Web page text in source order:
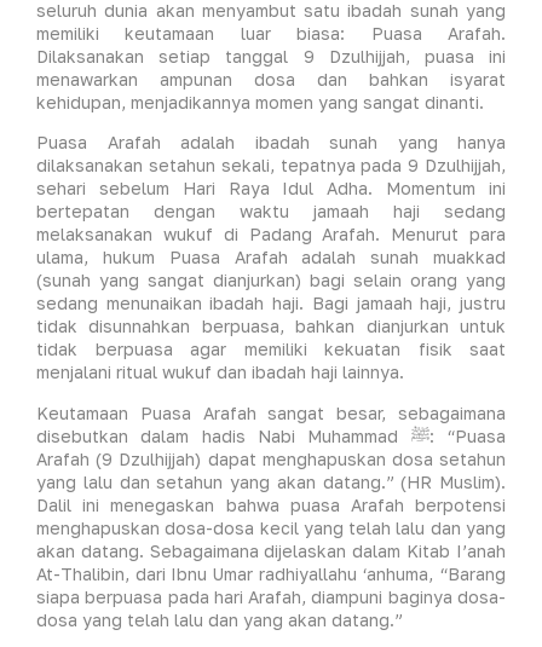
seluruh dunia akan menyambut satu ibadah sunah yang
memiliki keutamaan luar biasa: Puasa Arafah.
Dilaksanakan setiap tanggal 9 Dzulhijjah, puasa ini
menawarkan ampunan dosa dan bahkan isyarat
kehidupan, menjadikannya momen yang sangat dinanti.
Puasa Arafah adalah ibadah sunah yang hanya
dilaksanakan setahun sekali, tepatnya pada 9 Dzulhijjah,
sehari sebelum Hari Raya Idul Adha. Momentum ini
bertepatan dengan waktu jamaah haji sedang
melaksanakan wukuf di Padang Arafah. Menurut para
ulama, hukum Puasa Arafah adalah sunah muakkad
(sunah yang sangat dianjurkan) bagi selain orang yang
sedang menunaikan ibadah haji. Bagi jamaah haji, justru
tidak disunnahkan berpuasa, bahkan dianjurkan untuk
tidak berpuasa agar memiliki kekuatan fisik saat
menjalani ritual wukuf dan ibadah haji lainnya.
Keutamaan Puasa Arafah sangat besar, sebagaimana
disebutkan dalam hadis Nabi Muhammad ﷺ: “Puasa
Arafah (9 Dzulhijjah) dapat menghapuskan dosa setahun
yang lalu dan setahun yang akan datang.” (HR Muslim).
Dalil ini menegaskan bahwa puasa Arafah berpotensi
menghapuskan dosa-dosa kecil yang telah lalu dan yang
akan datang. Sebagaimana dijelaskan dalam Kitab I’anah
At-Thalibin, dari Ibnu Umar radhiyallahu ‘anhuma, “Barang
siapa berpuasa pada hari Arafah, diampuni baginya dosa-
dosa yang telah lalu dan yang akan datang.”